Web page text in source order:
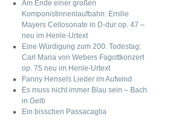
Am Ende einer großen
Komponistinnenlaufbahn: Emilie
Mayers Cellosonate in D-dur op. 47 –
neu im Henle-Urtext
Eine Würdigung zum 200. Todestag:
Carl Maria von Webers Fagottkonzert
op. 75 neu im Henle-Urtext
Fanny Hensels Lieder im Aufwind
Es muss nicht immer Blau sein – Bach
in Gelb
Ein bisschen Passacaglia